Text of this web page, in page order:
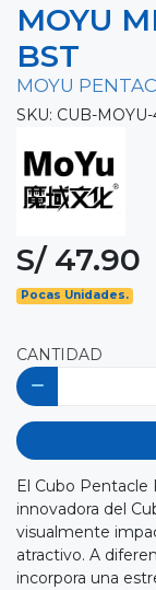
MOYU
BST
MOYU
SKU: CUB-
S/ 47.90
Pocas Unidades.
CANTIDAD
El Cubo Pentacle
innovadora del
visualmente
atractivo. A
incorpora una